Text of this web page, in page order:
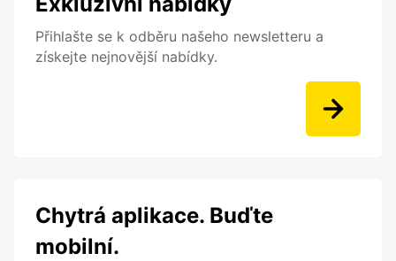
Přihlašte se k odběru našeho newsletteru a
získejte nejnovější nabídky.
Chytrá aplikace. Buďte
mobilní.